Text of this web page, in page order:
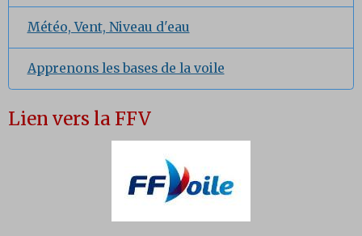
Météo, Vent, Niveau d'eau
Apprenons les bases de la voile
Lien vers la FFV